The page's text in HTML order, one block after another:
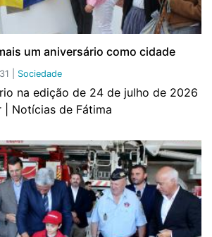
um aniversário como cidade
| Sociedade
na edição de 24 de julho de 2026
Notícias de Fátima